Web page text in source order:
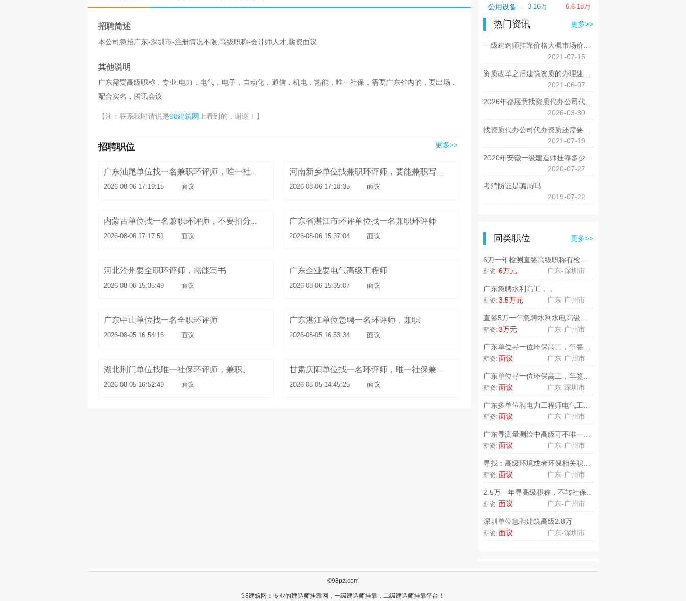
招聘简述
本公司急招广东-深圳市-注册情况不限,高级职称-会计师人才,薪资面议
其他说明
广东需要高级职称，专业:电力，电气，电子，自动化，通信，机电，热能，唯一社保，需要广东省内的，要出场，
配合实名，腾讯会议
【注：联系我时请说是98建筑网上看到的，谢谢！】
招聘职位 更多>>
广东汕尾单位找一名兼职环评师，唯一社保
2026-08-06 17:19:15 面议
河南新乡单位找兼职环评师，要能兼职写报告的
2026-08-06 17:18:35 面议
内蒙古单位找一名兼职环评师，不要扣分的
2026-08-06 17:17:51 面议
广东省湛江市环评单位找一名兼职环评师
2026-08-06 15:37:04 面议
河北沧州要全职环评师，需能写书
2026-08-06 15:35:49 面议
广东企业要电气高级工程师
2026-08-06 15:35:07 面议
广东中山单位找一名全职环评师
2026-08-05 16:54:16 面议
广东湛江单位急聘一名环评师，兼职
2026-08-05 16:53:34 面议
湖北荆门单位找唯一社保环评师，兼职、
2026-08-05 16:52:49 面议
甘肃庆阳单位找一名环评师，唯一社保兼职
2026-08-05 14:45:25 面议
公用设备工程师 3-16万 6.6-18万 电气工程师 4-18万 4-20万 3-16万 6.6-18万
热门资讯 更多>>
2021-07-15
2021-06-07
2026-03-30
2021-07-19
2020-07-27
考消防证是骗局吗
2019-07-22
同类职位 更多>>
薪资: 6万元 广东-深圳市
广东急聘水利高工，，
薪资: 3.5万元 广东-广州市
直签5万一年急聘水利水电高级....
薪资: 3万元 广东-广州市
薪资: 面议 广东-广州市
薪资: 面议 广东-深圳市
薪资: 面议 广东-广州市
薪资: 面议 广东-广州市
薪资: 面议 广东-广州市
2.5万一年寻高级职称，不转社保..
薪资: 面议 广东-广州市
深圳单位急聘建筑高级2.8万
薪资: 面议 广东-深圳市
©98pz.com
98建筑网：专业的建造师挂靠网， 一级建造师挂靠 ， 二级建造师挂靠平台！